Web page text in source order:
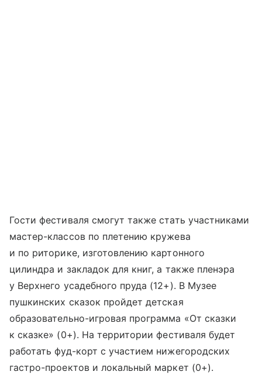
Гости фестиваля смогут также стать участниками
мастер-классов по плетению кружева
и по риторике, изготовлению картонного
цилиндра и закладок для книг, а также пленэра
у Верхнего усадебного пруда (12+). В Музее
пушкинских сказок пройдет детская
образовательно-игровая программа «От сказки
к сказке» (0+). На территории фестиваля будет
работать фуд-корт с участием нижегородских
гастро-проектов и локальный маркет (0+).